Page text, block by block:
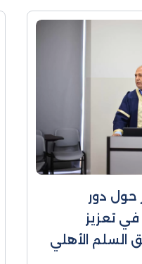
حول دور
تعزيز
السلم الأهلي